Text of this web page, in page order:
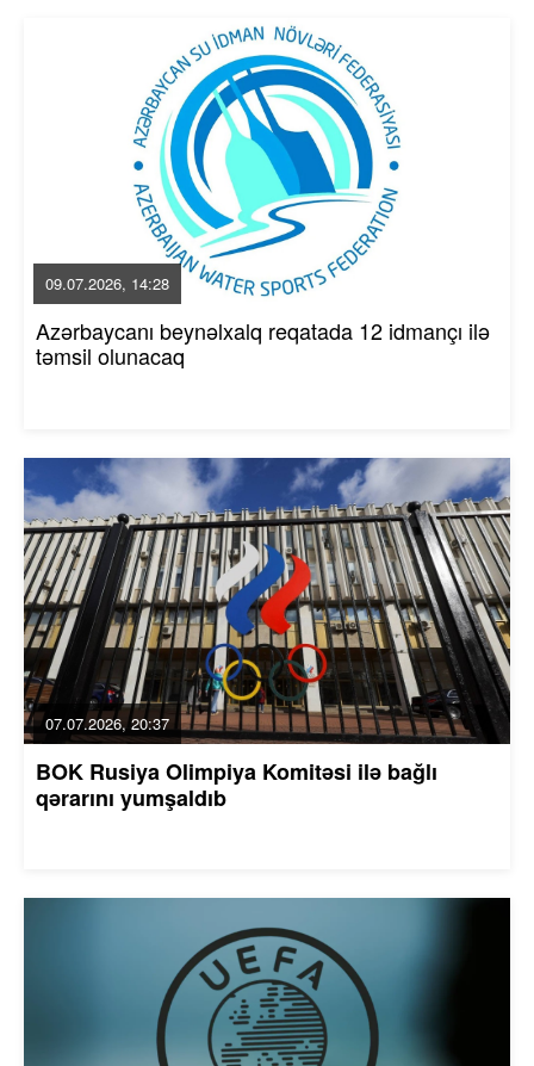
09.07.2026, 14:28
Azərbaycanı beynəlxalq reqatada 12 idmançı ilə
təmsil olunacaq
07.07.2026, 20:37
BOK Rusiya Olimpiya Komitəsi ilə bağlı
qərarını yumşaldıb